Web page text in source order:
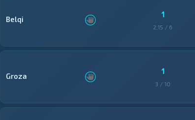
Belqi 1
2,15 / 6
Groza 1
3 / 10